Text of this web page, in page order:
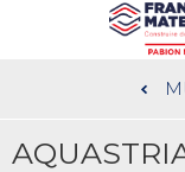
contenu